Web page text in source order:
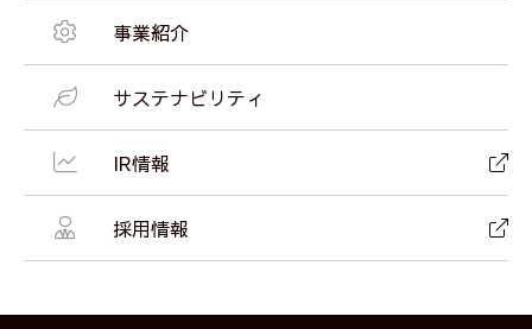
事業紹介
サステナビリティ
IR情報
採用情報